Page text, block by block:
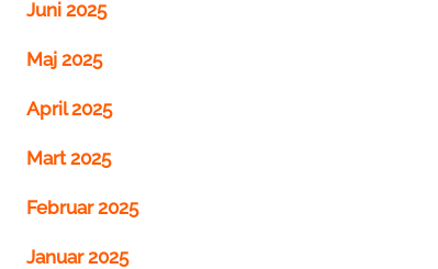
Juni 2025
Maj 2025
April 2025
Mart 2025
Februar 2025
Januar 2025